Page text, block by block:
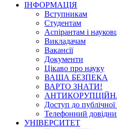
ІНФОРМАЦІЯ
Вступникам
Студентам
Аспірантам і
Викладачам
Вакансії
Документи
Цікаво про науку
ВАША БЕЗПЕКА
ВАРТО ЗНАТИ!
Доступ до публічної
Телефонний
УНІВЕРСИТЕТ